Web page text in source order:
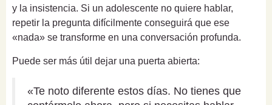
y la insistencia. Si un adolescente no quiere hablar,
repetir la pregunta difícilmente conseguirá que ese
«nada» se transforme en una conversación profunda.
Puede ser más útil dejar una puerta abierta:
«Te noto diferente estos días. No tienes que